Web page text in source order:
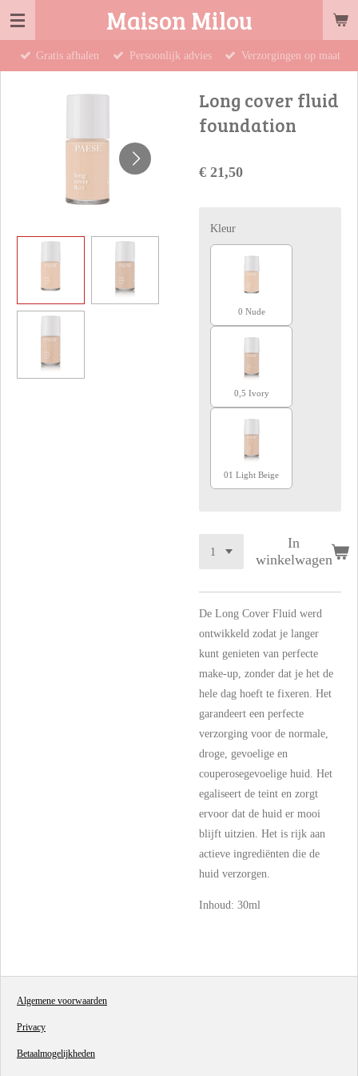
Ga
naar
hoofdinhoud
Maison Milou
Gratis afhalen Persoonlijk advies Verzorgingen op maat
Long cover fluid
foundation
€ 21,50
Kleur
0 Nude
0,5 Ivory
01 Light Beige
In
winkelwagen
De Long Cover Fluid werd
ontwikkeld zodat je langer
kunt genieten van perfecte
make-up, zonder dat je het de
hele dag hoeft te fixeren. Het
garandeert een perfecte
verzorging voor de normale,
droge, gevoelige en
couperosegevoelige huid. Het
egaliseert de teint en zorgt
ervoor dat de huid er mooi
blijft uitzien. Het is rijk aan
actieve ingrediënten die de
huid verzorgen.
Inhoud: 30ml
Algemene voorwaarden
Privacy
Betaalmogelijkheden